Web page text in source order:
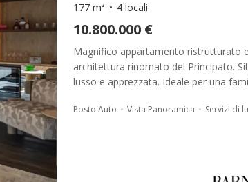
177 m² 4 locali
10.800.000 €
Magnifico appartamento ristrutturato
architettura rinomato del Principato.
lusso e apprezzata. Ideale per una
Posto Auto Vista Panoramica Servizi di